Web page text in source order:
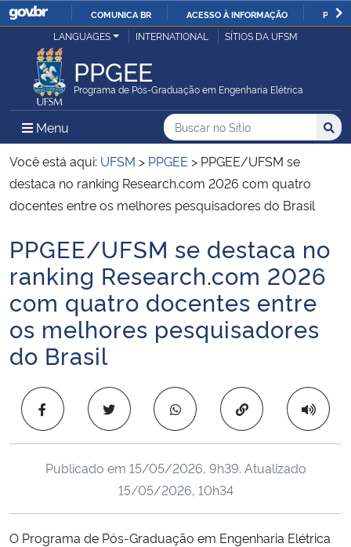
IR
COMUNICA BR ACESSO À INFORMAÇÃO
Ministério da Justiça e Segurança Pública
Ministério da Defesa
Ministério das Relações Exteriores
Ministério da Economia
Ministério da Infraestrutura
Ministério da Agricultura, Pecuária e Abastecimento
Ministério da Educação
Ministério da Cidadania
Ministério da Saúde
Ministério de Minas e Energia
Ministério da Ciência, Tecnologia, Inovações e Comunicações
Ministério do Meio Ambiente
LANGUAGES INTERNATIONAL SÍTIOS DA UFSM
PPGEE
Programa de Pós-Graduação em Engenharia Elétrica
Menu Menu Principal do Sítio
Busca
Buscar no no Sítio
Busca:
Você está aqui: UFSM > PPGEE > PPGEE/UFSM se
destaca no ranking Research.com 2026 com quatro
docentes entre os melhores pesquisadores do Brasil
Início do conteúdo
PPGEE/UFSM se destaca no
ranking Research.com 2026
com quatro docentes entre
os melhores pesquisadores
do Brasil
Copiar para área
Publicado em 15/05/2026, 9h39. Atualizado
15/05/2026, 10h34
O Programa de Pós-Graduação em Engenharia Elétrica